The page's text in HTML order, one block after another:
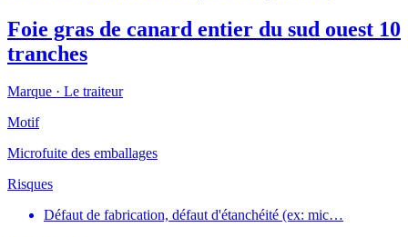
Foie gras de canard entier du sud ouest 10
tranches
Marque · Le traiteur
Motif
Microfuite des emballages
Risques
Défaut de fabrication, défaut d'étanchéité (ex: mic…